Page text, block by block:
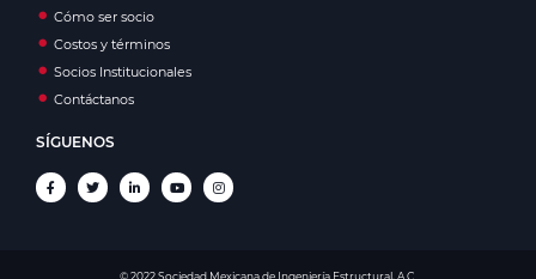
Cómo ser socio
Costos y términos
Socios Institucionales
Contáctanos
SÍGUENOS
© 2022 Sociedad Mexicana de Ingeniería Estructural, A.C.